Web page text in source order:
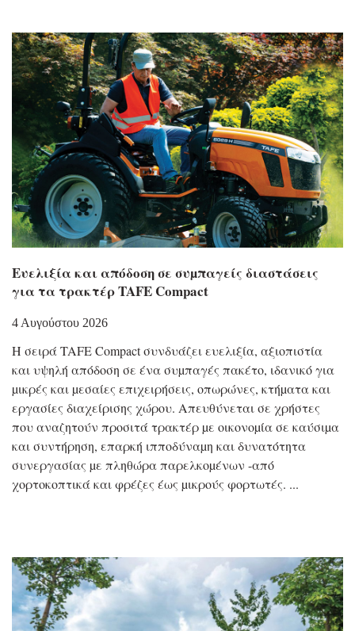
Eυελιξία και απόδοση σε συµπαγείς διαστάσεις
για τα τρακτέρ TAFE Compact
4 Αυγούστου 2026
Η σειρά TAFE Compact συνδυάζει ευελιξία, αξιοπιστία
και υψηλή απόδοση σε ένα συµπαγές πακέτο, ιδανικό για
µικρές και µεσαίες επιχειρήσεις, οπωρώνες, κτήµατα και
εργασίες διαχείρισης χώρου. Απευθύνεται σε χρήστες
που αναζητούν προσιτά τρακτέρ µε οικονοµία σε καύσιµα
και συντήρηση, επαρκή ιπποδύναµη και δυνατότητα
συνεργασίας µε πληθώρα παρελκοµένων -από
χορτοκοπτικά και φρέζες έως µικρούς φορτωτές.